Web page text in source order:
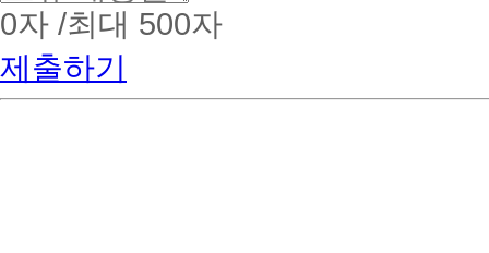
0자 /최대 500자
제출하기